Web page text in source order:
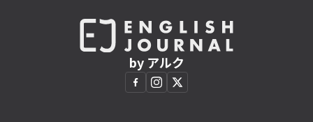
by アルク